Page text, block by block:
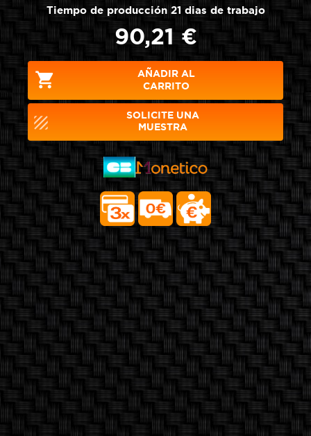
Doblado
base
de
Funda
clip
Tiempo de producción 21 dias de trabajo
90,21 €

AÑADIR AL
CARRITO
texture
SOLICITE UNA
MUESTRA